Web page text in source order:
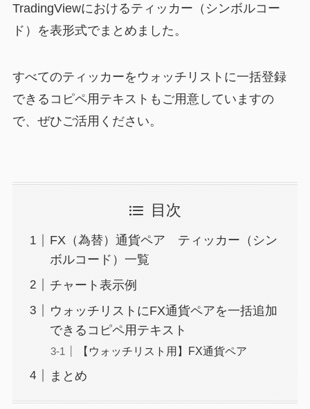
TradingViewにおけるティッカー（シンボルコー
ド）を表形式でまとめました。
すべてのティッカーをウォッチリストに一括登録
できるコピペ用テキストもご用意していますの
で、ぜひご活用ください。
目次
FX（為替）通貨ペア ティッカー（シン
ボルコード）一覧
チャート表示例
ウォッチリストにFX通貨ペアを一括追加
できるコピペ用テキスト
【ウォッチリスト用】FX通貨ペア
まとめ